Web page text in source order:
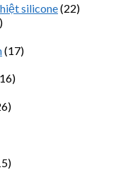
silicone(22)
(17)